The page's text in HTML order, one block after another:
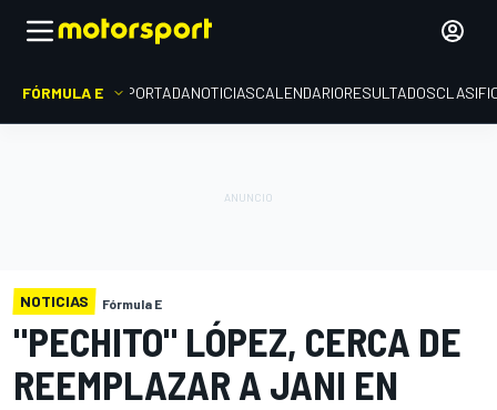
FÓRMULA E PORTADANOTICIASCALENDARIORESULTADOS
NOTICIAS Fórmula E
"PECHITO" LÓPEZ, CERCA DE
REEMPLAZAR A JANI EN